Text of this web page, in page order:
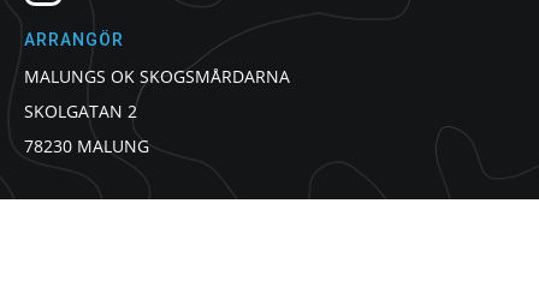
ARRANGÖR
MALUNGS OK SKOGSMÅRDARNA
SKOLGATAN 2
78230 MALUNG